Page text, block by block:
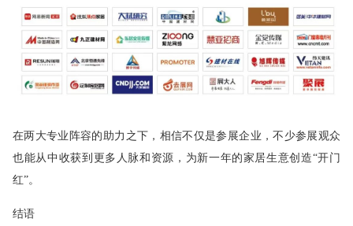
在两大专业阵容的助力之下，相信不仅是参展企业，不少参展观众
也能从中收获到更多人脉和资源，为新一年的家居生意创造“开门
红”。
结语